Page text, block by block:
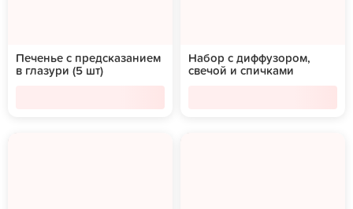
Печенье с предсказанием
в глазури (5 шт)
Набор с диффузором,
свечой и спичками